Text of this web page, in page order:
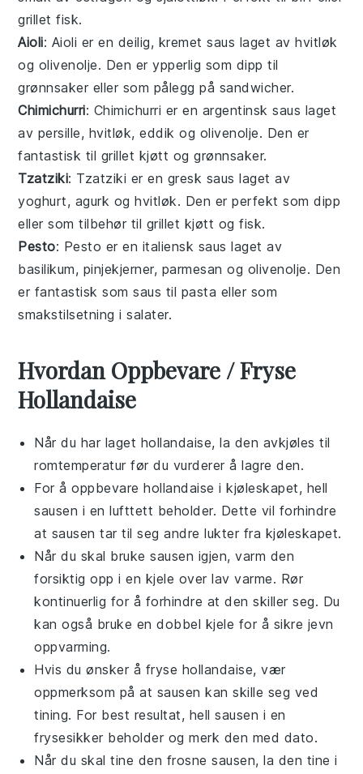
grillet fisk.
Aioli: Aioli er en deilig, kremet saus laget avhvitløk
og olivenolje. Den er ypperlig som dipp til
grønnsaker eller som pålegg på sandwicher.
Chimichurri: Chimichurri er en argentinsk saus laget
av persille, hvitløk,eddik og olivenolje. Den er
fantastisk til grillet kjøtt oggrønnsaker.
Tzatziki: Tzatziki er en gresk saus laget av
yoghurt, agurk oghvitløk. Den er perfekt som dipp
eller som tilbehør til grillet kjøtt ogfisk.
Pesto: Pesto er en italiensk saus laget av
basilikum, pinjekjerner, parmesan og olivenolje. Den
er fantastisk som saus til pasta eller som
smakstilsetning isalater.
Hvordan Oppbevare / Fryse
Hollandaise
Når du har laget hollandaise, la den avkjøles til
romtemperatur før du vurderer å lagre den.
For å oppbevarehollandaise i kjøleskapet, hell
sausen i en lufttett beholder. Dette vil forhindre
at sausen tar til seg andre lukter fra kjøleskapet.
Når du skal bruke sausen igjen, varm den
forsiktig opp i en kjele over lav varme. Rør
kontinuerlig for å forhindre at den skiller seg. Du
kan også bruke en dobbel kjele for å sikre jevn
oppvarming.
Hvis du ønsker å fryse hollandaise, vær
oppmerksom på at sausen kan skille seg ved
tining. For best resultat, hell sausen i en
frysesikker beholder og merk den med dato.
Når du skal tine den frosne sausen, la den tine i